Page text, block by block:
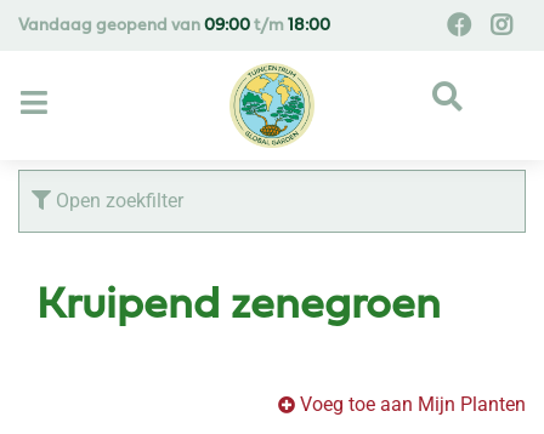
Vandaag geopend van 09:00 t/m 18:00
Open zoekfilter
Kruipend zenegroen
Voeg toe aan Mijn Planten